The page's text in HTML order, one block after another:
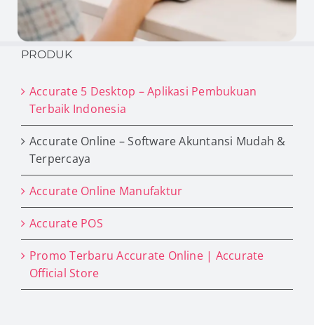
PRODUK
Accurate 5 Desktop – Aplikasi Pembukuan
Terbaik Indonesia
Accurate Online – Software Akuntansi Mudah &
Terpercaya
Accurate Online Manufaktur
Accurate POS
Promo Terbaru Accurate Online | Accurate
Official Store